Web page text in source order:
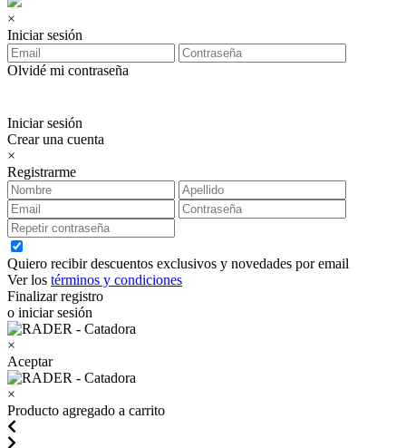
×
Iniciar sesión
Olvidé mi contraseña
Iniciar sesión
Crear una cuenta
×
Registrarme
Quiero recibir descuentos exclusivos y novedades por email
Ver los términos y condiciones
Finalizar registro
o iniciar sesión
×
Aceptar
×
Producto agregado a carrito